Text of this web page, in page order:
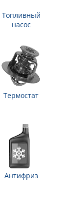
Топливный
насос
Термостат
Антифриз